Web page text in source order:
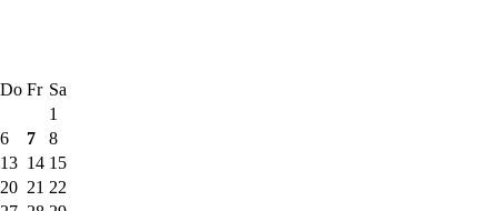
Do Fr Sa
1
6
7
8
13 14 15
20 21 22